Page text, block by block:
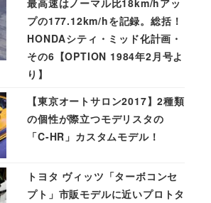
最高速はノーマル比18km/hアッ
プの177.12km/hを記録。総括！
HONDAシティ・ミッド化計画・
その6【OPTION 1984年2月号よ
り】
【東京オートサロン2017】2種類
の個性が際立つモデリスタの
「C-HR」カスタムモデル！
トヨタ ヴィッツ「ターボコンセ
プト」市販モデルに近いプロトタ